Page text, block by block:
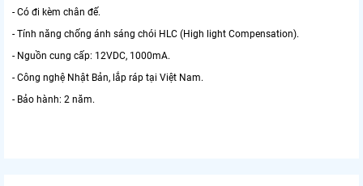
- Có đi kèm chân đế.
- Tính năng chống ánh sáng chói HLC (High light Compensation).
- Nguồn cung cấp: 12VDC, 1000mA.
- Công nghệ Nhật Bản, lắp ráp tại Việt Nam.
- Bảo hành: 2 năm.